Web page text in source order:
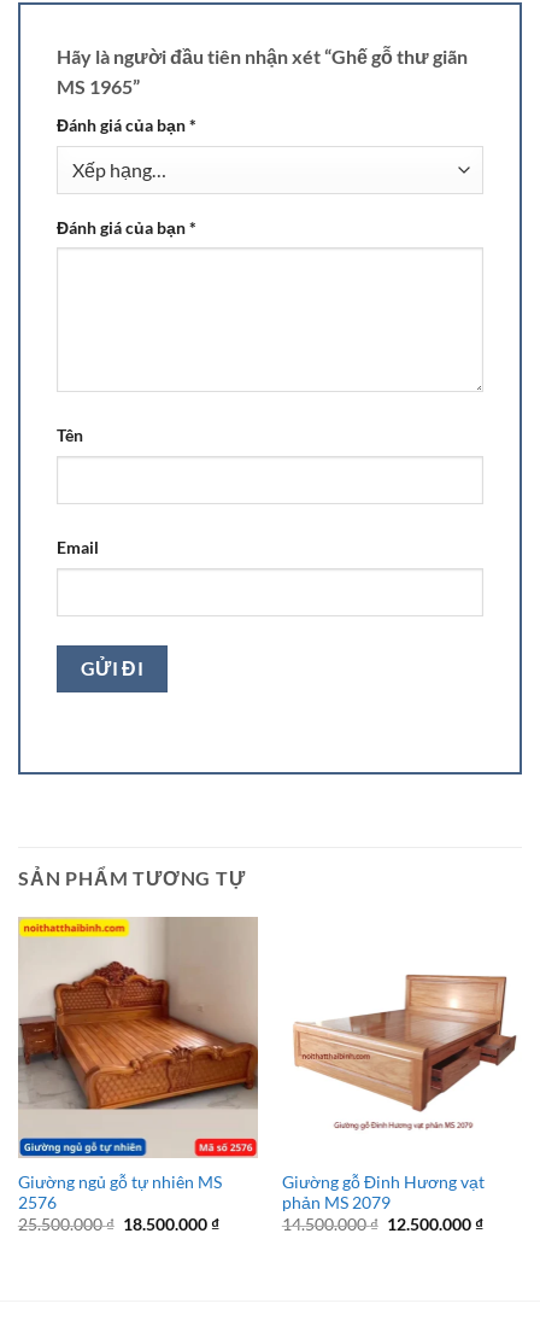
Hãy là người đầu tiên nhận xét “Ghế gỗ thư giãn
MS 1965”
Đánh giá của bạn*
Đánh giá của bạn*
Tên
Email
SẢN PHẨM TƯƠNG TỰ
Giường ngủ gỗ tự nhiên MS
2576
25.500.000₫ Giá
18.500.000₫Giá
Giường gỗ Đinh Hương vạt
phản MS 2079
14.500.000₫ Giá
12.500.000₫Giá